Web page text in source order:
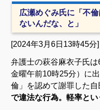
広瀬めぐみ氏に「不
ないんだな、と」
[2024年3月6日13時45分]
弁護士の萩谷麻衣子氏
金曜午前10時25分）に
倫」を認めて謝罪した
で違法な行為。軽率とい